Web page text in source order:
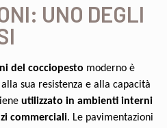
UNO DEGLI
del cocciopesto moderno è
sua resistenza e alla capacità
utilizzato in ambienti interni
commerciali. Le pavimentazioni